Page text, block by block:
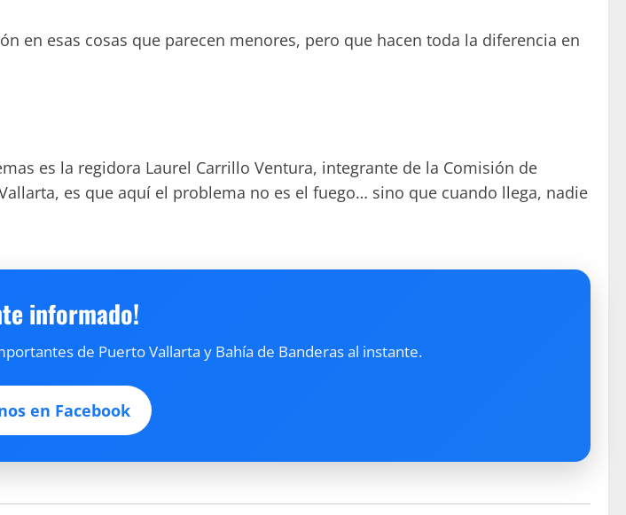
en esas cosas que parecen menores, pero que hacen toda la diferencia en
es la regidora Laurel Carrillo Ventura, integrante de la Comisión de
es que aquí el problema no es el fuego… sino que cuando llega, nadie
informado!
de Puerto Vallarta y Bahía de Banderas al instante.
en Facebook